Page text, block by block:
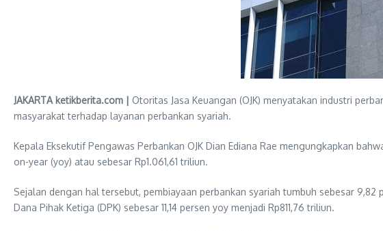
JAKARTA ketikberita.com | Otoritas Jasa Keuangan (OJK) menyatakan industri
masyarakat terhadap layanan perbankan syariah.
Kepala Eksekutif Pengawas Perbankan OJK Dian Ediana Rae mengungkapkan
on-year (yoy) atau sebesar Rp1.061,61 triliun.
Sejalan dengan hal tersebut, pembiayaan perbankan syariah tumbuh sebesar
Dana Pihak Ketiga (DPK) sebesar 11,14 persen yoy menjadi Rp811,76 triliun.